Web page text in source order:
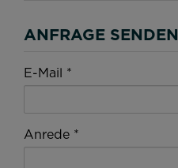
ANFRAGE SENDEN
E-Mail
Anrede